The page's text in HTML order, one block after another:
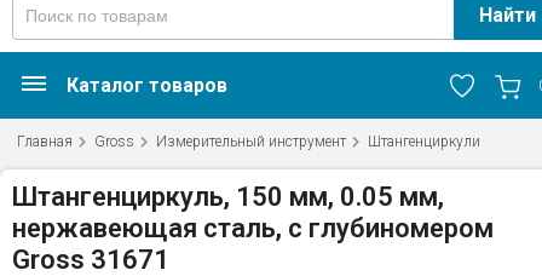
Найти
Каталог товаров
Главная Gross Измерительный инструмент Штангенциркули
Штангенциркуль, 150 мм, 0.05 мм,
нержавеющая сталь, с глубиномером
Gross 31671